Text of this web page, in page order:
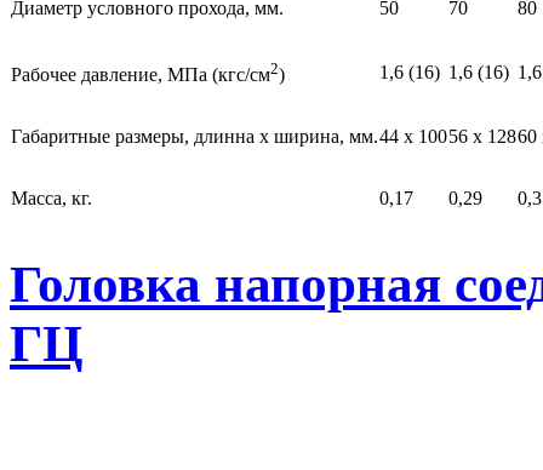
Диаметр условного прохода, мм. 50 70 80
Рабочее давление, МПа (кгс/см2) 1,6 (16) 1,6 (16)
Габаритные размеры, длинна х ширина, мм.44 х 10056 х 12860
Масса, кг. 0,17 0,29
Головка напорная
ГЦ